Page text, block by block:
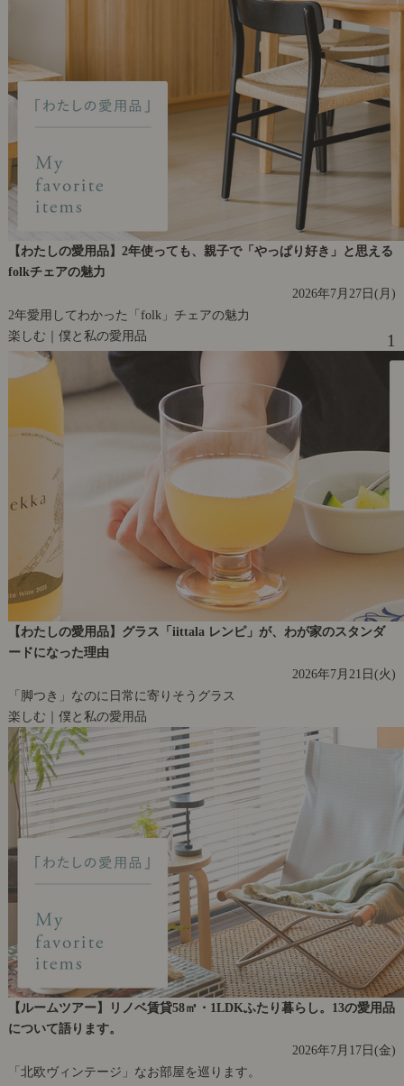
【わたしの愛用品】2年使っても、親子で「やっぱり好き」と思える
folkチェアの魅力
2026年7月27日(月)
2年愛用してわかった「folk」チェアの魅力
楽しむ｜僕と私の愛用品
1
【わたしの愛用品】グラス「iittala レンピ」が、わが家のスタンダ
ードになった理由
2026年7月21日(火)
「脚つき」なのに日常に寄りそうグラス
楽しむ｜僕と私の愛用品
【ルームツアー】リノベ賃貸58㎡・1LDKふたり暮らし。13の愛用品
について語ります。
2026年7月17日(金)
「北欧ヴィンテージ」なお部屋を巡ります。